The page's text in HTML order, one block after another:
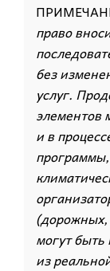
право
без
услуг.
элементов
и в
(дорожных,
могут
из